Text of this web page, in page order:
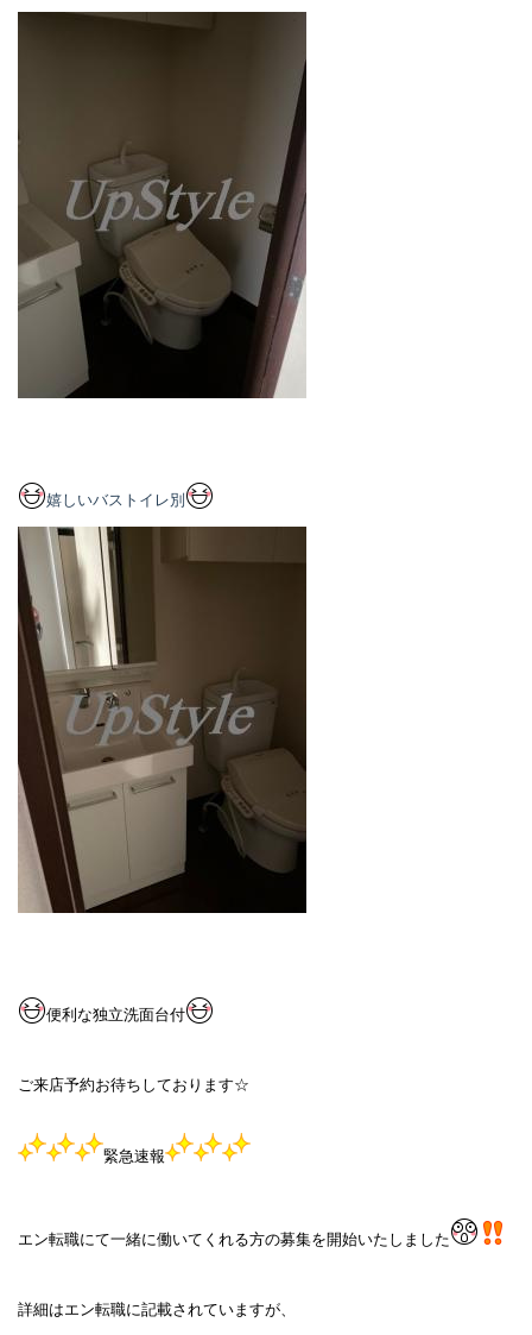
嬉しいバストイレ別
便利な独立洗面台付
ご来店予約お待ちしております☆
緊急速報
エン転職にて一緒に働いてくれる方の募集を開始いたしました
詳細はエン転職に記載されていますが、